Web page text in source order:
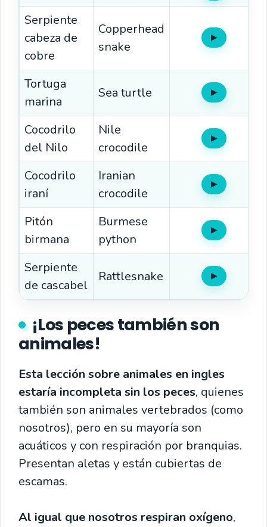
Serpiente
cabeza de
cobre
Copperhead
snake
▶Oír
Tortuga
marina
Sea turtle ▶Oír
Cocodrilo
del Nilo
Nile
crocodile
▶Oír
Cocodrilo
iraní
Iranian
crocodile
▶Oír
Pitón
birmana
Burmese
python
▶Oír
Serpiente
de cascabel
Rattlesnake ▶Oír
¡Los peces también son
animales!
Esta lección sobre animales en ingles
estaría incompleta sin los peces, quienes
también son animales vertebrados (como
nosotros), pero en su mayoría son
acuáticos y con respiración por branquias.
Presentan aletas y están cubiertas de
escamas.
Al igual que nosotros respiran oxígeno,